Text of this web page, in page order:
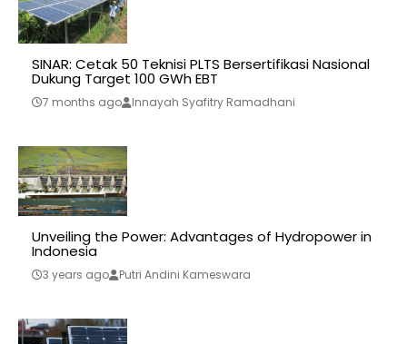
SINAR: Cetak 50 Teknisi PLTS Bersertifikasi Nasional
Dukung Target 100 GWh EBT
7 months ago Innayah Syafitry Ramadhani
Unveiling the Power: Advantages of Hydropower in
Indonesia
3 years ago Putri Andini Kameswara